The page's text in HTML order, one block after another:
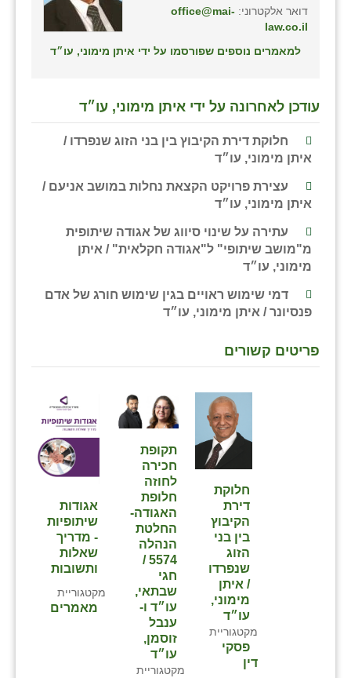
דואר אלקטרוני: office@mai-
law.co.il
למאמרים נוספים שפורסמו על ידי איתן מימוני, עו״ד
עודכן לאחרונה על ידי איתן מימוני, עו״ד
חלוקת דירת הקיבוץ בין בני הזוג שנפרדו /
איתן מימוני, עו״ד
עצירת פרויקט הקצאת נחלות במושב אניעם /
איתן מימוני, עו״ד
עתירה על שינוי סיווג של אגודה שיתופית
מ"מושב שיתופי" ל"אגודה חקלאית" / איתן
מימוני, עו״ד
דמי שימוש ראויים בגין שימוש חורג של אדם
פנסיונר / איתן מימוני, עו״ד
פריטים קשורים
אגודות
שיתופיות
- מדריך
שאלות
ותשובות
מקטגוריית
מאמרים
תקופת
חכירה
לחוזה
חלופת
האגודה-
החלטת
הנהלה
5574 /
חגי
שבתאי,
עו״ד ו-
ענבל
זוסמן,
עו״ד
מקטגוריית
חלוקת
דירת
הקיבוץ
בין בני
הזוג
שנפרדו
/ איתן
מימוני,
עו״ד
מקטגוריית
פסקי
דין